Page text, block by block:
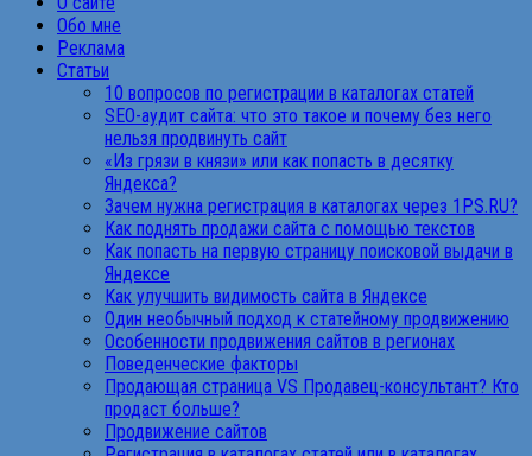
Обо мне
Реклама
Статьи
10 вопросов по регистрации в каталогах статей
SEO-аудит сайта: что это такое и почему без него
нельзя продвинуть сайт
«Из грязи в князи» или как попасть в десятку
Яндекса?
Зачем нужна регистрация в каталогах через 1PS.RU?
Как поднять продажи сайта с помощью текстов
Как попасть на первую страницу поисковой выдачи в
Яндексе
Как улучшить видимость сайта в Яндексе
Один необычный подход к статейному продвижению
Особенности продвижения сайтов в регионах
Поведенческие факторы
Продающая страница VS Продавец-консультант? Кто
продаст больше?
Продвижение сайтов